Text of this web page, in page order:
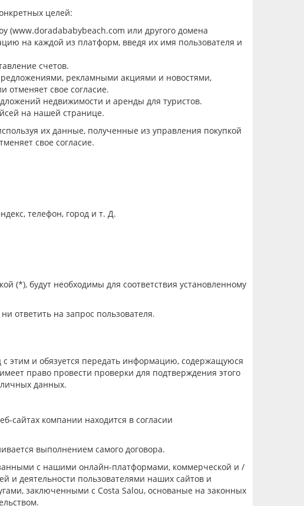
целей:
(www.doradababybeach.com или другого домена
на каждой из платформ, введя их имя пользователя и
счетов.
рекламными акциями и новостями,
отменяет свое согласие.
недвижимости и аренды для туристов.
на нашей странице.
их данные, полученные из управления покупкой
свое согласие.
телефон, город и т. Д.
(*), будут необходимы для соответствия установленному
ответить на запрос пользователя.
с этим и обязуется передать информацию, содержащуюся
имеет право провести проверки для подтверждения этого
личных данных.
сайтах компании находится в согласии
выполнением самого договора.
с нашими онлайн-платформами, коммерческой и /
и деятельности пользователями наших сайтов и
заключенными с Costa Salou, основаные на законных
.